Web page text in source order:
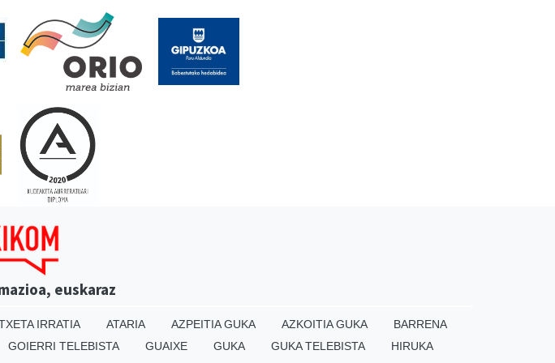
euskaraz
IRRATIA ATARIA AZPEITIA GUKA AZKOITIA GUKA
BARRENA
GOIERRI TELEBISTA GUAIXE GUKA GUKA TELEBISTA
HIRUKA